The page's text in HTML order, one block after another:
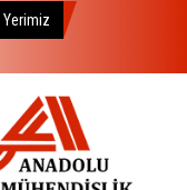
Yerimiz